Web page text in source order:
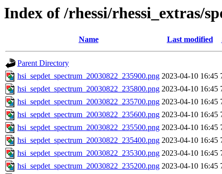
Index of /rhessi/rhessi_extras/
Name Last modified
Parent Directory
hsi_sepdet_spectrum_20030822_235900.png 2023-04-10 16:45
hsi_sepdet_spectrum_20030822_235800.png 2023-04-10 16:45
hsi_sepdet_spectrum_20030822_235700.png 2023-04-10 16:45
hsi_sepdet_spectrum_20030822_235600.png 2023-04-10 16:45
hsi_sepdet_spectrum_20030822_235500.png 2023-04-10 16:45
hsi_sepdet_spectrum_20030822_235400.png 2023-04-10 16:45
hsi_sepdet_spectrum_20030822_235300.png 2023-04-10 16:45
hsi_sepdet_spectrum_20030822_235200.png 2023-04-10 16:45